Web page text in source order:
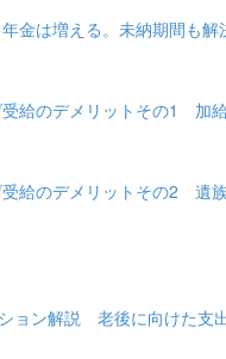
金は増える。未納期間も解
給のデメリットその1 加
給のデメリットその2 遺
ョン解説 老後に向けた支